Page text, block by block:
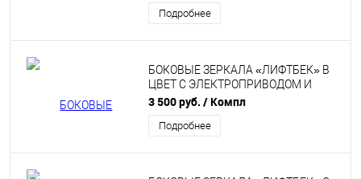
Подробнее
БОКОВЫЕ ЗЕРКАЛА «ЛИФТБЕК» В
ЦВЕТ С ЭЛЕКТРОПРИВОДОМ И
ОБОГРЕВОМ ДЛЯ ЛАДА ГРАНТА,
КАЛИНА, КАЛИНА 2, DATSUN
3 500 руб. / Компл
Подробнее